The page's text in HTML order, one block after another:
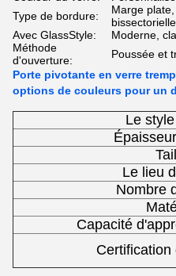
Type de bordure:
Marge
bissectorielle
Avec GlassStyle:
Moderne,
Méthode
d'ouverture:
Poussée et
Porte pivotante en verre
options de couleurs pour un
Le
Le lieu
Nombre
Capacité
Certification